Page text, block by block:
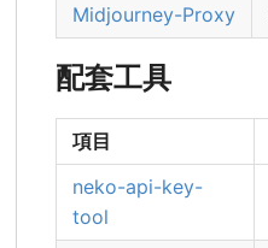
Midjourney-Proxy
配套工具
項目
neko-api-key-
tool